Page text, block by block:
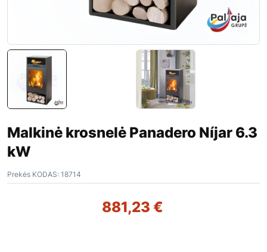
Malkinė krosnelė Panadero Níjar 6.3
kW
Prekės KODAS: 18714
881,23 €